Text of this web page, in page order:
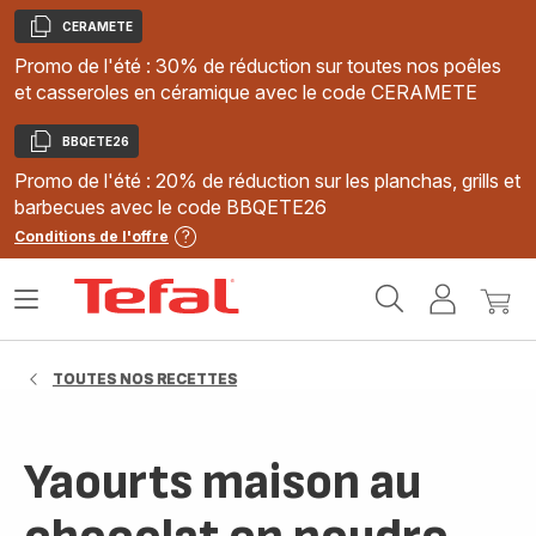
Copier
CERAMETE
Promo de l'été : 30% de réduction sur toutes nos poêles
et casseroles en céramique avec le code CERAMETE
Copier
BBQETE26
Promo de l'été : 20% de réduction sur les planchas, grills et
barbecues avec le code BBQETE26
Conditions de l'offre
MonMon
Ouvrir
TOUTES NOS RECETTES
Yaourts maison au